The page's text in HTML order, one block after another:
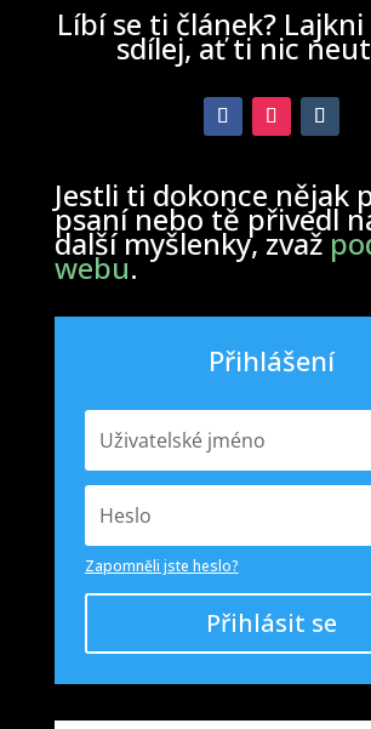
Líbí se ti článek?
sdílej, ať ti nic
Jestli ti dokonce nějak
psaní nebo tě přivedl
další myšlenky, zvaž
webu.
Přihlášení
Zapomněli jste heslo?
Přihlásit se